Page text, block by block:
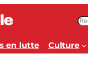
c
h
en lutte Culture